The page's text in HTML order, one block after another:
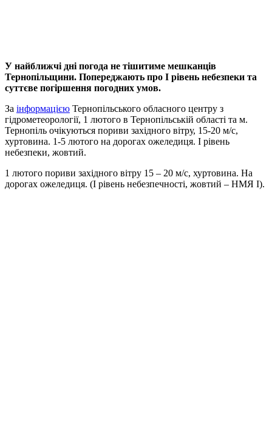
У найближчі дні погода не тішитиме мешканців
Тернопільщини. Попереджають про І рівень небезпеки та
суттєве погіршення погодних умов.
За інформацією Тернопільського обласного центру з
гідрометеорології, 1 лютого в Тернопільській області та м.
Тернопіль очікуються пориви західного вітру, 15-20 м/с,
хуртовина. 1-5 лютого на дорогах ожеледиця. І рівень
небезпеки, жовтий.
1 лютого пориви західного вітру 15 – 20 м/с, хуртовина. На
дорогах ожеледиця. (І рівень небезпечності, жовтий – НМЯ І).